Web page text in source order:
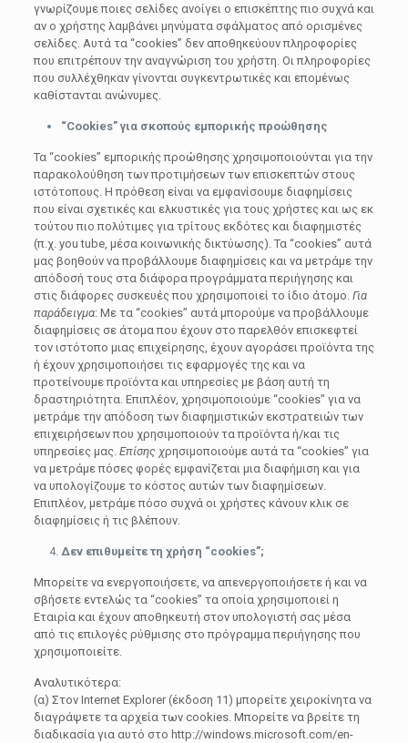
γνωρίζουμε ποιες σελίδες ανοίγει ο επισκέπτης πιο συχνά και
αν ο χρήστης λαμβάνει μηνύματα σφάλματος από ορισμένες
σελίδες. Αυτά τα “cookies” δεν αποθηκεύουν πληροφορίες
που επιτρέπουν την αναγνώριση του χρήστη. Οι πληροφορίες
που συλλέχθηκαν γίνονται συγκεντρωτικές και επομένως
καθίστανται ανώνυμες.
“Cookies”για σκοπούς εμπορικής προώθησης
Τα “cookies” εμπορικής προώθησης χρησιμοποιούνται για την
παρακολούθηση των προτιμήσεων των επισκεπτών στους
ιστότοπους. Η πρόθεση είναι να εμφανίσουμε διαφημίσεις
που είναι σχετικές και ελκυστικές για τους χρήστες και ως εκ
τούτου πιο πολύτιμες για τρίτους εκδότες και διαφημιστές
(π.χ. you tube, μέσα κοινωνικής δικτύωσης). Τα “cookies” αυτά
μας βοηθούν να προβάλλουμε διαφημίσεις και να μετράμε την
απόδοσή τους στα διάφορα προγράμματα περιήγησης και
στις διάφορες συσκευές που χρησιμοποιεί το ίδιο άτομο. Για
παράδειγμα: Με τα “cookies” αυτά μπορούμε να προβάλλουμε
διαφημίσεις σε άτομα που έχουν στο παρελθόν επισκεφτεί
τον ιστότοπο μιας επιχείρησης, έχουν αγοράσει προϊόντα της
ή έχουν χρησιμοποιήσει τις εφαρμογές της και να
προτείνουμε προϊόντα και υπηρεσίες με βάση αυτή τη
δραστηριότητα. Επιπλέον, χρησιμοποιούμε “cookies” για να
μετράμε την απόδοση των διαφημιστικών εκστρατειών των
επιχειρήσεων που χρησιμοποιούν τα προϊόντα ή/και τις
υπηρεσίες μας. Επίσης χρησιμοποιούμε αυτά τα “cookies” για
να μετράμε πόσες φορές εμφανίζεται μια διαφήμιση και για
να υπολογίζουμε το κόστος αυτών των διαφημίσεων.
Επιπλέον, μετράμε πόσο συχνά οι χρήστες κάνουν κλικ σε
διαφημίσεις ή τις βλέπουν.
Δεν επιθυμείτε τη χρήση “cookies”;
Μπορείτε να ενεργοποιήσετε, να απενεργοποιήσετε ή και να
σβήσετε εντελώς τα “cookies” τα οποία χρησιμοποιεί η
Εταιρία και έχουν αποθηκευτή στον υπολογιστή σας μέσα
από τις επιλογές ρύθμισης στο πρόγραμμα περιήγησης που
χρησιμοποιείτε.
Αναλυτικότερα:
(α) Στον Internet Explorer (έκδοση 11) μπορείτε χειροκίνητα να
διαγράψετε τα αρχεία των cookies. Μπορείτε να βρείτε τη
διαδικασία για αυτό στο http://windows.microsoft.com/en-